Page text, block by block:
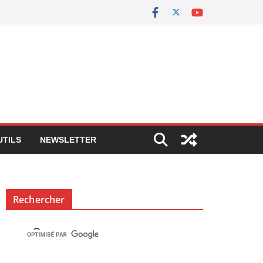
NEWSLETTER
Rechercher